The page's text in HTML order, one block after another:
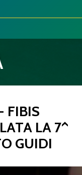
FIBIS
LA 7^
GUIDI